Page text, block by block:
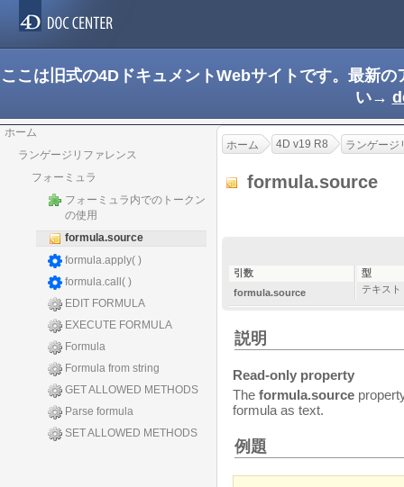
ここは旧式の4DドキュメントWebサイトです。最新
い→
ホーム
ランゲージリファレンス
フォーミュラ
フォーミュラ内でのトークン
の使用
formula.source
formula.apply( )
formula.call( )
EDIT FORMULA
EXECUTE FORMULA
Formula
Formula from string
GET ALLOWED METHODS
Parse formula
SET ALLOWED METHODS
ホーム 4D v19 R8 ランゲージ
formula.source
引数
型
formula.source
テキスト
説明
Read-only property
The formula.source
formula as text.
例題